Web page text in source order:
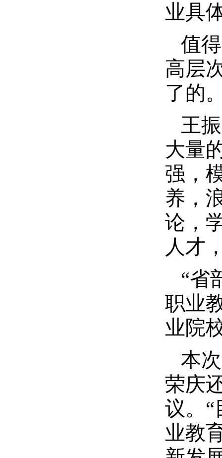
业具
值
高层
了的
王
大量
强，
养，
论，
人才
“省
职业
业院
本
荣庆
议。“
业教